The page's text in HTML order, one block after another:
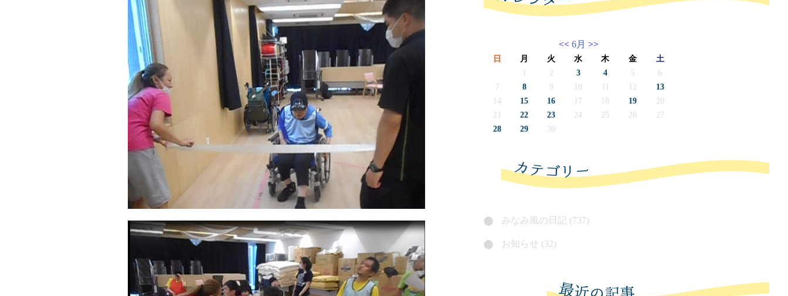
<< 6月 >>
日 月 火 水 木 金
土
2 3 4 5
6
7
8 9 10 12
13
14
15 16 17 18 19
20
21
22 23 24 25 26
27
28
29 30
みなみ風の日記 (737)
お知らせ (32)